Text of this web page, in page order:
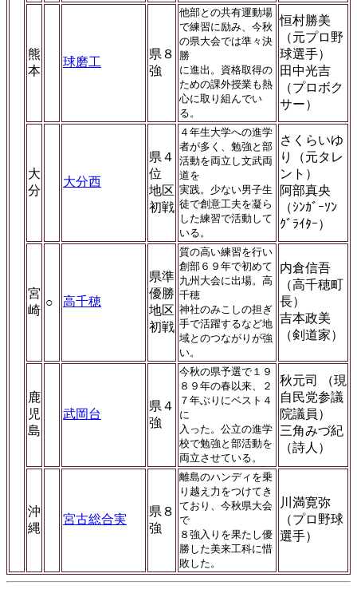
熊
本
球磨工
県８
強
他部との共有運動場
で練習に励み、今秋
の県大会では準々決
勝
に進出。資格取得の
ための課外授業も熱
心に取り組んでい
る。
恒村勝美
（元プロ野
球選手）
田中光吉
（プロボク
サー）
大
分
大分西
県４
位
地区
初戦
４年生大学への進学
者が多く、勉強と部
活動を両立し文武両
道を
実践。少ない男子生
徒で創意工夫を凝ら
した練習で活動して
いる。
さくらいゆ
り（元タレ
ント）
阿部真央
（ｼﾝｶﾞｰｿﾝ
ｸﾞﾗｲﾀｰ）
宮
崎
○ 高千穂
県準
優勝
地区
初戦
質の高い練習を行い
創部６９年で初めて
九州大会に出場。高
千穂
神社のみこしの担ぎ
手で活躍するなど地
域とのつながりが強
い。
内倉信吾
（高千穂町
長）
吉本政美
（剣道家）
鹿
児
島
武岡台
県４
強
今秋の県予選で１９
８９年の春以来、２
７年ぶりにベスト４
に
入った。公立の進学
校で勉強と部活動を
両立させている。
秋元司 （現
自民党参議
院議員）
三角みづ紀
（詩人）
沖
縄
宮古総合実
県８
強
離島のハンディを乗
り越え力をつけてき
ており、今秋県大会
で
８強入りを果たし優
勝した美来工科に惜
敗した。
川満寛弥
（プロ野球
選手）